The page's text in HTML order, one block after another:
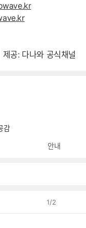
제공: 다나와 공식채널
감
안내
1/2